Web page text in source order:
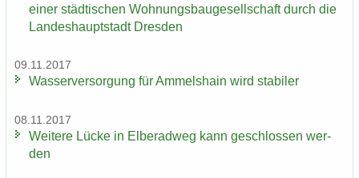
einer städ­ti­schen Woh­nungs­bau­ge­sell­schaft durch die
Lan­des­haupt­stadt Dres­den
09.11.2017
Was­ser­ver­sor­gung für Am­mels­hain wird sta­bi­ler
08.11.2017
Wei­te­re Lücke in El­be­rad­weg kann ge­schlos­sen wer­
den